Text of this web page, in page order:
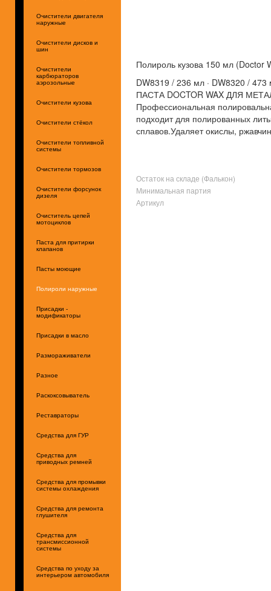
Очистители двигателя
наружные
Очистители дисков и
шин
Очистители
карбюраторов
аэрозольные
Очистители кузова
Очистители стёкол
Очистители топливной
системы
Очистители тормозов
Очистители форсунок
дизеля
Очиститель цепей
мотоциклов
Паста для притирки
клапанов
Пасты моющие
Полироли наружные
Присадки -
модификаторы
Присадки в масло
Размораживатели
Разное
Раскоксовыватель
Реставраторы
Средства для ГУР
Средства для
приводных ремней
Средства для промывки
системы охлаждения
Средства для ремонта
глушителя
Средства для
трансмиссионной
системы
Средства по уходу за
интерьером автомобиля
Полироль кузова 150 мл (Doctor
DW8319 / 236 мл · DW8320 / 473
ПАСТА DOCTOR WAX ДЛЯ
Профессиональная
подходит для полированных
сплавов.Удаляет окислы,
Остаток на складе (Фалькон)
Минимальная партия
Артикул